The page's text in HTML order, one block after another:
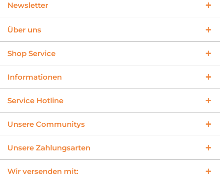
Newsletter
Über uns
Shop Service
Informationen
Service Hotline
Unsere Communitys
Unsere Zahlungsarten
Wir versenden mit: